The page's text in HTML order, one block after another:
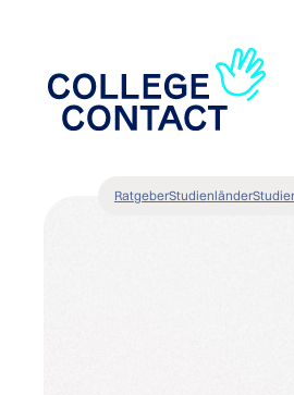
RatgeberStudienländer